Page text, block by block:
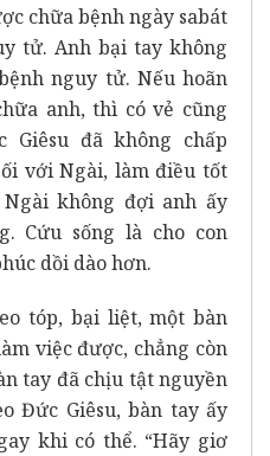
chữa bệnh ngày sabát
tử. Anh bại tay không
nguy tử. Nếu hoãn
anh, thì có vẻ cũng
Giêsu đã không chấp
với Ngài, làm điều tốt
không đợi anh ấy
Cứu sống là cho con
dồi dào hơn.
tóp, bại liệt, một bàn
việc được, chẳng còn
tay đã chịu tật nguyền
Đức Giêsu, bàn tay ấy
khi có thể. “Hãy giơ